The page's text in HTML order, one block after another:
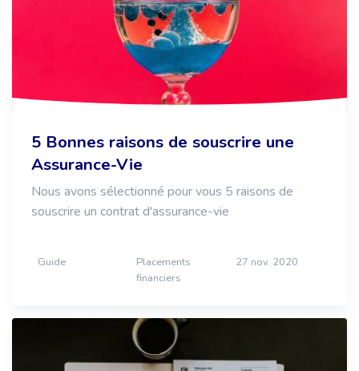
5 Bonnes raisons de souscrire une
Assurance-Vie
Nous avons sélectionné pour vous 5 raisons de
souscrire un contrat d'assurance-vie
Guide
Placements
financiers
27 nov. 2020